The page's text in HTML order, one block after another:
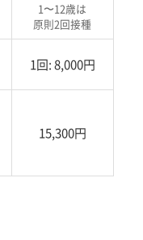
1〜12歳は
原則2回接種
1回: 8,000円
15,300円